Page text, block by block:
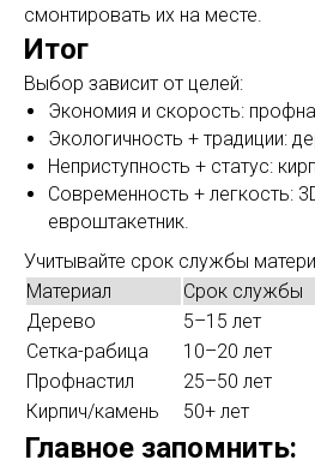
смонтировать их на месте.
Итог
Выбор зависит от целей:
Экономия и скорость:
Экологичность + традиции:
Неприступность + статус:
Современность + легкость:
евроштакетник.
Учитывайте срок службы
Материал
Срок службы
Дерево
5–15 лет
Сетка-рабица
10–20 лет
Профнастил
25–50 лет
Кирпич/камень
50+ лет
Главное запомнить: